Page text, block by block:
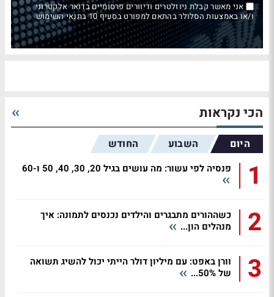
אני מאשר קבלת ניוזלטרים ודיוורים פרסומיים בדואר אלקטרוני
ו/או באמצעות הסלולר בהתאם למפורט בסעיף 10 בתנאי השימוש
הכי נקראות
היום השבוע החודש
1 פנסיה לפי עשור: מה עושים בגיל 20, 30, 40, 50 ו-60
2
כשההורים מתבגרים והילדים נכנסים לתמונה: איך
מנהלים הון...
3
וורן באפט: עם מיליון דולר הייתי יכול להשיג תשואה
של 50%...